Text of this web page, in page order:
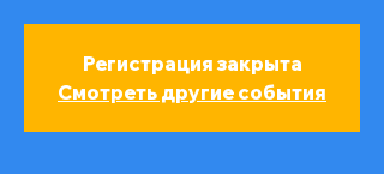
Регистрация закрыта
Смотреть другие события